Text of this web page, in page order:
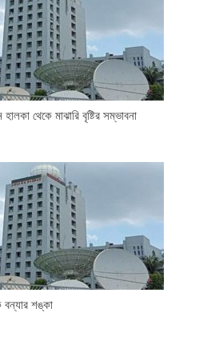
হালকা থেকে মাঝারি বৃষ্টির সম্ভাবনা
শঙ্কা